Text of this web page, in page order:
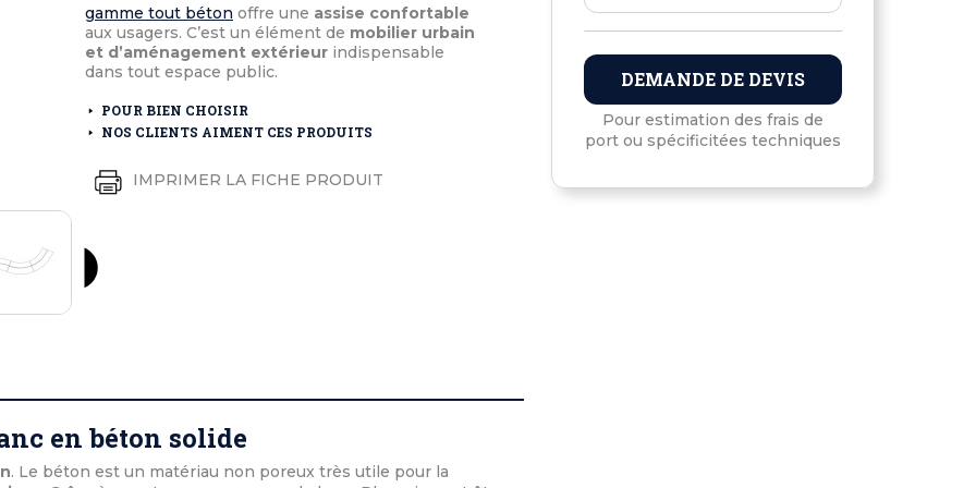
extérieurs
extérieurs
et médaille d'honneur
gamme tout béton offre une assise confortable
aux usagers. C’est un élément de mobilier urbain
et d’aménagement extérieur indispensable
dans tout espace public.
POUR BIEN CHOISIR
NOS CLIENTS AIMENT CES PRODUITS
IMPRIMER LA FICHE PRODUIT
en béton solide
. Le béton est un matériau non poreux très utile pour la
DEMANDE DE DEVIS
Pour estimation des frais de
port ou spécificitées techniques